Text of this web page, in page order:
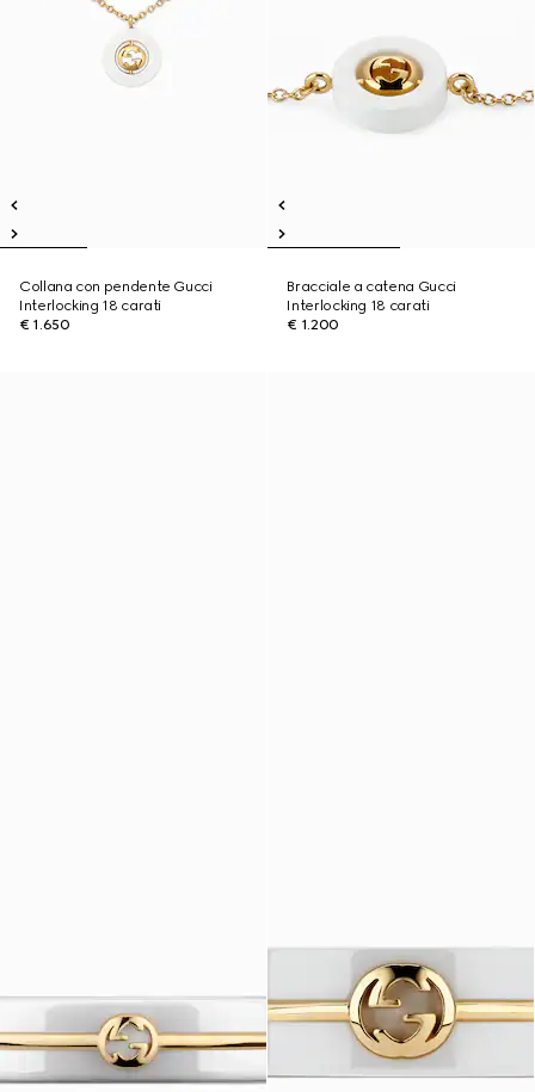
Collana con pendente Gucci
Interlocking 18 carati
€ 1.650
Bracciale a catena Gucci
Interlocking 18 carati
€ 1.200